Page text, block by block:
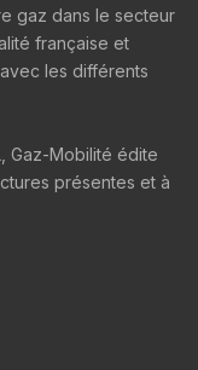
gaz dans le secteur
française et
les différents
Gaz-Mobilité édite
présentes et à